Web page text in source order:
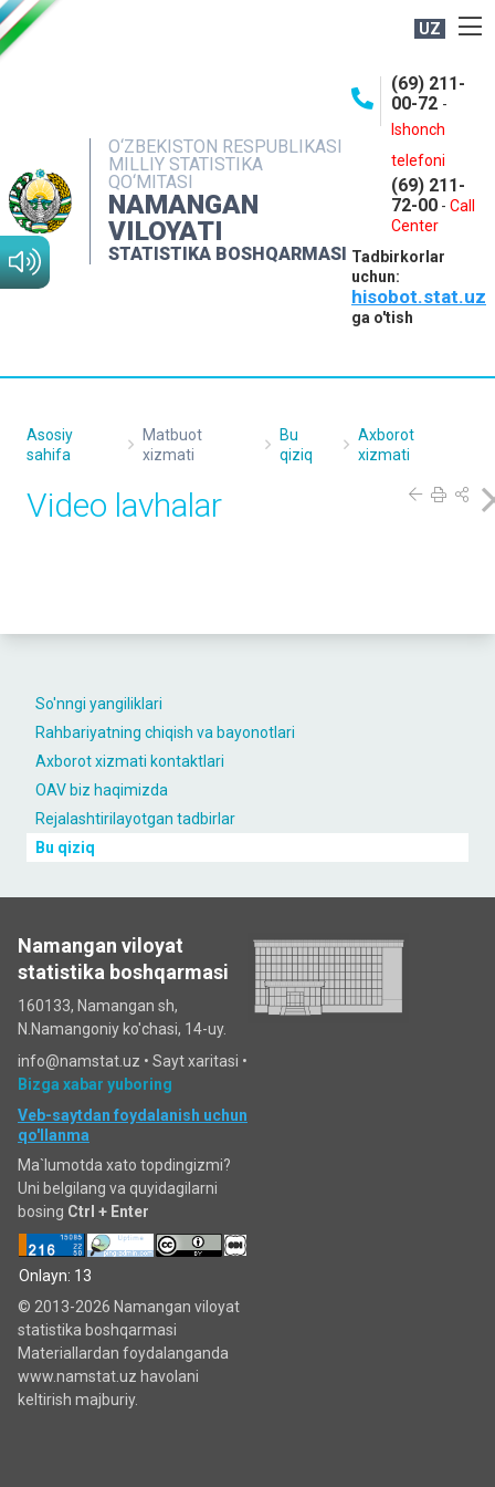
UZ
O‘ZBEKISTON RESPUBLIKASI
MILLIY STATISTIKA
QO‘MITASI
NAMANGAN
VILOYATI
STATISTIKA BOSHQARMASI
(69) 211-
00-72 -
Ishonch
telefoni
(69) 211-
72-00 - Call
Center
Tadbirkorlar
uchun:
hisobot.stat.uz
ga o'tish
NASHRLAR
INTERAKTIV XIZMATLAR
MATBUOT XIZMATI
MUROJAATLAR
So'nngi yangiliklari
Rahbariyatning chiqish va bayonotlari
Axborot xizmati kontaktlari
OAV biz haqimizda
Rejalashtirilayotgan tadbirlar
Bu qiziq
Asosiy
sahifa
Matbuot
xizmati
Bu
qiziq
Axborot
xizmati
Video lavhalar
Namangan viloyat
statistika boshqarmasi
160133, Namangan sh,
N.Namangoniy ko'chasi, 14-uy.
info@namstat.uz • Sayt xaritasi •
Bizga xabar yuboring
Veb-saytdan foydalanish uchun
qo'llanma
Ma`lumotda xato topdingizmi?
Uni belgilang va quyidagilarni
bosing Ctrl + Enter
Onlayn: 13
© 2013-2026 Namangan viloyat
statistika boshqarmasi
Materiallardan foydalanganda
www.namstat.uz havolani
keltirish majburiy.